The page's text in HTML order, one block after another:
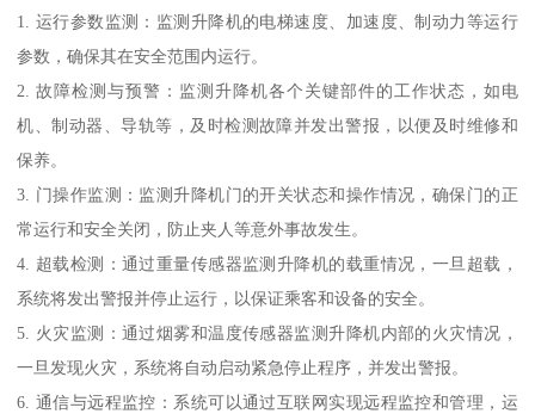
1. 运行参数监测：监测升降机的电梯速度、加速度、制动力等运行
参数，确保其在安全范围内运行。
2. 故障检测与预警：监测升降机各个关键部件的工作状态，如电
机、制动器、导轨等，及时检测故障并发出警报，以便及时维修和
保养。
3. 门操作监测：监测升降机门的开关状态和操作情况，确保门的正
常运行和安全关闭，防止夹人等意外事故发生。
4. 超载检测：通过重量传感器监测升降机的载重情况，一旦超载，
系统将发出警报并停止运行，以保证乘客和设备的安全。
5. 火灾监测：通过烟雾和温度传感器监测升降机内部的火灾情况，
一旦发现火灾，系统将自动启动紧急停止程序，并发出警报。
6. 通信与远程监控：系统可以通过互联网实现远程监控和管理，运